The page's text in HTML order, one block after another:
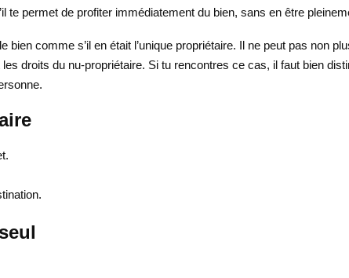
te permet de profiter immédiatement du bien, sans en être
bien comme s’il en était l’unique propriétaire. Il ne peut pas non
les droits du nu-propriétaire. Si tu rencontres ce cas, il faut bien